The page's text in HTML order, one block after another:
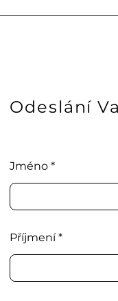
Odeslání
Jméno
Příjmení